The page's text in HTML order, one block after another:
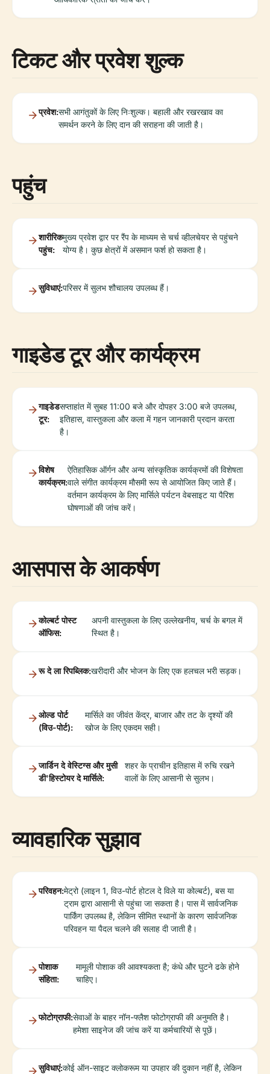
टिकट और प्रवेश शुल्क
प्रवेश:सभी आगंतुकों के लिए निःशुल्क। बहाली और रखरखाव का
समर्थन करने के लिए दान की सराहना की जाती है।
पहुंच
शारीरिक
पहुंच:
मुख्य प्रवेश द्वार पर रैंप के माध्यम से चर्च व्हीलचेयर से पहुंचने
योग्य है। कुछ क्षेत्रों में असमान फर्श हो सकता है।
सुविधाएं:परिसर में सुलभ शौचालय उपलब्ध हैं।
गाइडेड टूर और कार्यक्रम
गाइडेड
टूर:
सप्ताहांत में सुबह 11:00 बजे और दोपहर 3:00 बजे उपलब्ध,
इतिहास, वास्तुकला और कला में गहन जानकारी प्रदान करता
है।
विशेष
कार्यक्रम:
ऐतिहासिक ऑर्गन और अन्य सांस्कृतिक कार्यक्रमों की विशेषता
वाले संगीत कार्यक्रम मौसमी रूप से आयोजित किए जाते हैं।
वर्तमान कार्यक्रम के लिए मार्सिले पर्यटन वेबसाइट या पैरिश
घोषणाओं की जांच करें।
आसपास के आकर्षण
कोल्बर्ट पोस्ट
ऑफिस:
अपनी वास्तुकला के लिए उल्लेखनीय, चर्च के बगल में
स्थित है।
रू दे ला रिपब्लिक:खरीदारी और भोजन के लिए एक हलचल भरी सड़क।
ओल्ड पोर्ट
(विउ-पोर्ट):
मार्सिले का जीवंत केंद्र, बाजार और तट के दृश्यों की
खोज के लिए एकदम सही।
जार्डिन दे वेस्टिग्स और मुसी
डी'हिस्टोयर दे मार्सिले:
शहर के प्राचीन इतिहास में रुचि रखने
वालों के लिए आसानी से सुलभ।
व्यावहारिक सुझाव
परिवहन:मेट्रो (लाइन 1, विउ-पोर्ट होटल दे विले या कोल्बर्ट), बस या
ट्राम द्वारा आसानी से पहुंचा जा सकता है। पास में सार्वजनिक
पार्किंग उपलब्ध है, लेकिन सीमित स्थानों के कारण सार्वजनिक
परिवहन या पैदल चलने की सलाह दी जाती है।
पोशाक
संहिता:
मामूली पोशाक की आवश्यकता है; कंधे और घुटने ढके होने
चाहिए।
फोटोग्राफी:सेवाओं के बाहर नॉन-फ्लैश फोटोग्राफी की अनुमति है।
हमेशा साइनेज की जांच करें या कर्मचारियों से पूछें।
सुविधाएं:कोई ऑन-साइट क्लोकरूम या उपहार की दुकान नहीं है, लेकिन